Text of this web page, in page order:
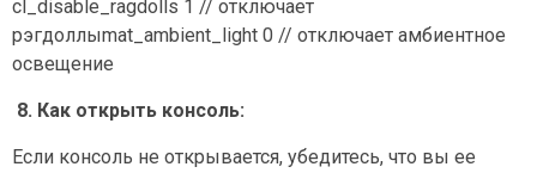
cl_disable_ragdolls 1 // отключает
рэгдоллыmat_ambient_light 0 // отключает амбиентное
освещение
8. Как открыть консоль:
Если консоль не открывается, убедитесь, что вы ее